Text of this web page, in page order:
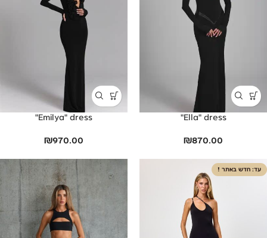
Ella" dress"
₪870.00
Emilya" dress"
₪970.00
חדש באתר !